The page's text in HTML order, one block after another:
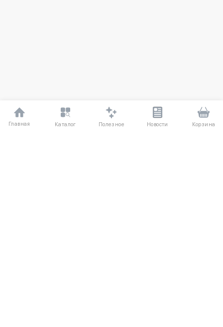
Главная Каталог Полезное Новости Корзина